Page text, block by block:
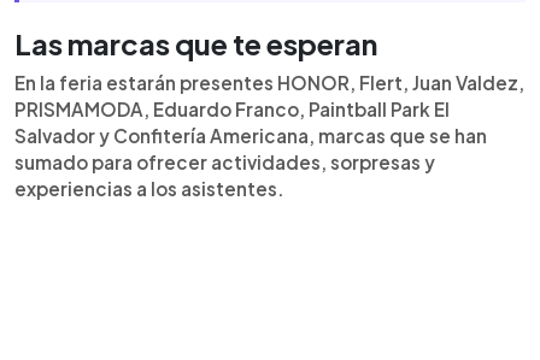
Las marcas que te esperan
En la feria estarán presentes HONOR, Flert, Juan Valdez,
PRISMAMODA, Eduardo Franco, Paintball Park El
Salvador y Confitería Americana, marcas que se han
sumado para ofrecer actividades, sorpresas y
experiencias a los asistentes.